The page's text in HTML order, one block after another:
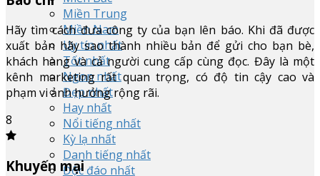
Miền Trung
Miền Nam
Uy tín nhất
Tốt nhất
Ngon nhất
Đẹp nhất
Hay nhất
Nổi tiếng nhất
Kỳ lạ nhất
Danh tiếng nhất
Độc đáo nhất
Hãy tìm cách đưa công ty của bạn lên báo. Khi đã được
xuất bản hãy sao thành nhiều bản để gửi cho bạn bè,
khách hàng và cả người cung cấp cùng đọc. Đây là một
kênh marketing rất quan trọng, có độ tin cậy cao và
phạm vi ảnh hưởng rộng rãi.
8
Khuyến mại